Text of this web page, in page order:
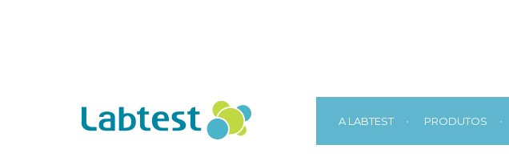
A LABTEST • PRODUTOS •